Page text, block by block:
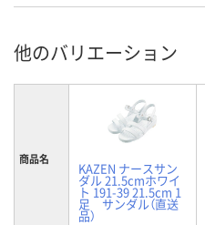
他のバリエーション
商品名
KAZEN ナースサン
ダル 21.5cmホワイ
ト 191-39 21.5cm 1
足 サンダル（直送
品）